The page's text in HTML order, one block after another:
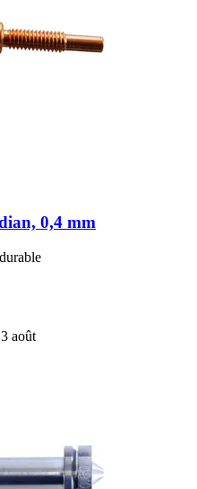
0,4 mm
août